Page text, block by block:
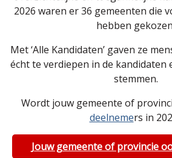
2026 waren er 36 gemeenten die
hebben
Met ‘Alle Kandidaten’ gaven ze
écht te verdiepen in de kandidaten
stemmen.
Wordt jouw gemeente of
deelnemers in
Jouw gemeente of provincie